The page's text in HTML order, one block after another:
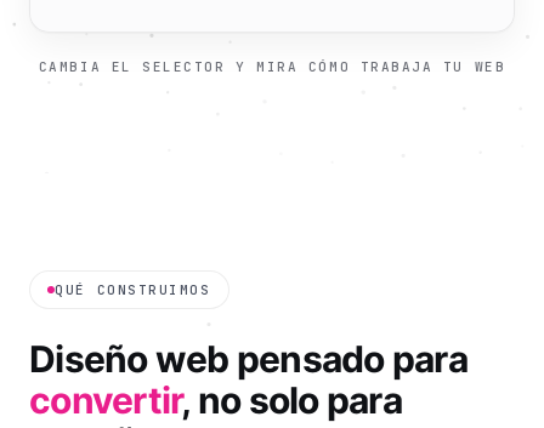
CAMBIA EL SELECTOR Y MIRA CÓMO TRABAJA TU WEB
QUÉ CONSTRUIMOS
Diseño web pensado para
convertir, no solo para